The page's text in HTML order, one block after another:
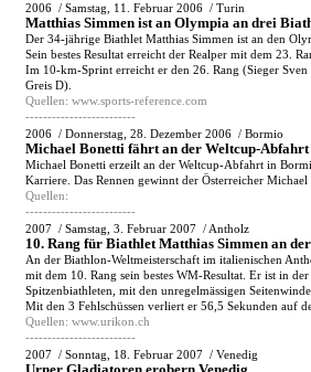
2006 / Samstag, 11. Februar 2006 / Turin
Matthias Simmen ist an Olympia an drei
Der 34-jährige Biathlet Matthias Simmen ist an den
Sein bestes Resultat erreicht der Realper mit dem 23.
Im 10-km-Sprint erreicht er den 26. Rang (Sieger
Greis D).
Quellen: www.sports-reference.com
-------------------------
2006 / Donnerstag, 28. Dezember 2006 / Bormio
Michael Bonetti fährt an der Weltcup-
Michael Bonetti erzeilt an der Weltcup-Abfahrt in
Karriere. Das Rennen gewinnt der Österreicher
Quellen:
-------------------------
2007 / Samstag, 3. Februar 2007 / Antholz
10. Rang für Biathlet Matthias Simmen an
An der Biathlon-Weltmeisterschaft im italienischen
mit dem 10. Rang sein bestes WM-Resultat. Er ist in
Spitzenbiathleten, mit den unregelmässigen
Mit den 3 Fehlschüssen verliert er 56,5 Sekunden auf
Quellen: www.urikon.ch
-------------------------
2007 / Sonntag, 18. Februar 2007 / Venedig